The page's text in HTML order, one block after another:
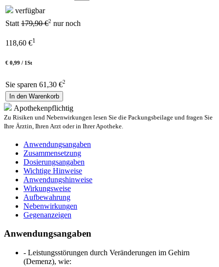
verfügbar
Statt 179,90 €2 nur noch
118,60 €1
€ 0,99 / 1St
Sie sparen 61,30 €2
In den Warenkorb
Apothekenpflichtig
Zu Risiken und Nebenwirkungen lesen Sie die Packungsbeilage und fragen Sie
Ihre Ärztin, Ihren Arzt oder in Ihrer Apotheke.
Anwendungsangaben
Zusammensetzung
Dosierungsangaben
Wichtige Hinweise
Anwendungshinweise
Wirkungsweise
Aufbewahrung
Nebenwirkungen
Gegenanzeigen
Anwendungsangaben
- Leistungsstörungen durch Veränderungen im Gehirn
(Demenz), wie: